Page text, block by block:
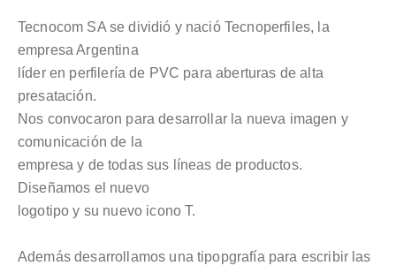
Tecnocom SA se dividió y nació Tecnoperfiles, la
empresa Argentina
líder en perfilería de PVC para aberturas de alta
presatación.
Nos convocaron para desarrollar la nueva imagen y
comunicación de la
empresa y de todas sus líneas de productos.
Diseñamos el nuevo
logotipo y su nuevo icono T.
Además desarrollamos una tipopgrafía para escribir las